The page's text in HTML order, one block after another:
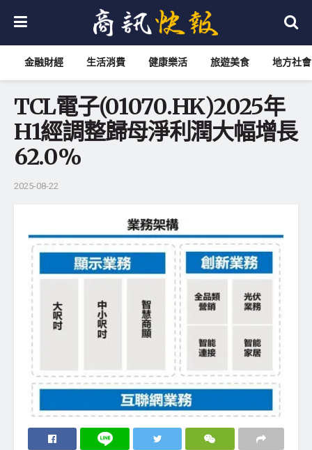
金融財經 生活消費 健康樂活 旅遊美食 地方社會
TCL電子(01070.HK)2025年
H1經調整歸母淨利潤大幅增長
62.0%
2025-08-22